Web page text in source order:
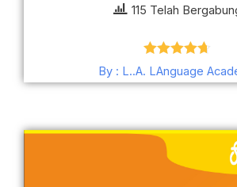
115 Telah
Dinilai4.67
dari 5
By : L..A. LAnguage